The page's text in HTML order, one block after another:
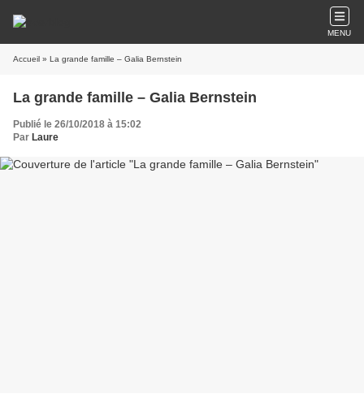
MENU
Accueil » La grande famille – Galia Bernstein
La grande famille – Galia Bernstein
Publié le 26/10/2018 à 15:02
Par Laure